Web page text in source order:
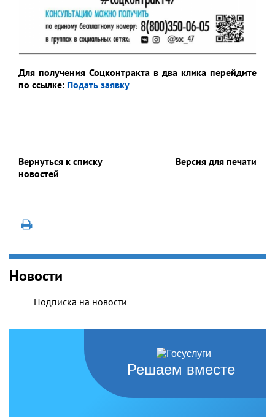
Для получения Соцконтракта в два клика перейдите
по ссылке: Подать заявку
Вернуться к списку
новостей
Версия для печати
Новости
Подписка на новости
Решаем вместе